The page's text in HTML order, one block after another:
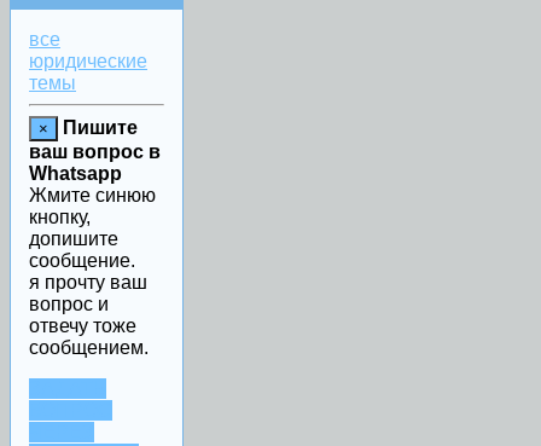
все
юридические
темы
×
Пишите
ваш вопрос в
Whatsapp
Жмите синюю
кнопку,
допишите
сообщение.
я прочту ваш
вопрос и
отвечу тоже
сообщением.